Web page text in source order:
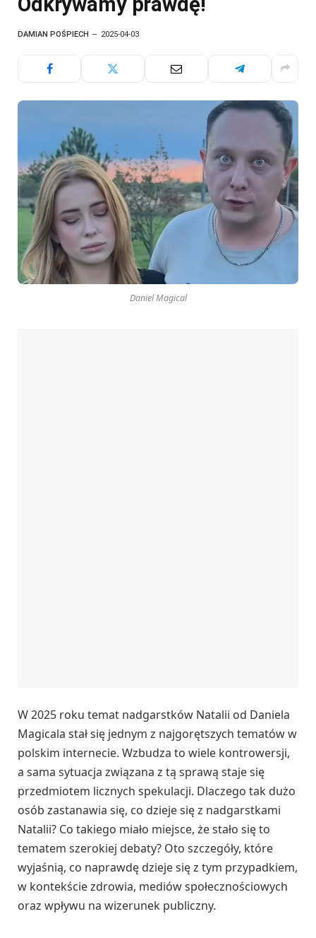
DAMIAN POŚPIECH 2025-04-03
Daniel Magical
W 2025 roku temat nadgarstków Natalii od Daniela
Magicala stał się jednym z najgorętszych tematów w
polskim internecie. Wzbudza to wiele kontrowersji,
a sama sytuacja związana z tą sprawą staje się
przedmiotem licznych spekulacji. Dlaczego tak dużo
osób zastanawia się, co dzieje się z nadgarstkami
Natalii? Co takiego miało miejsce, że stało się to
tematem szerokiej debaty? Oto szczegóły, które
wyjaśnią, co naprawdę dzieje się z tym przypadkiem,
w kontekście zdrowia, mediów społecznościowych
oraz wpływu na wizerunek publiczny.